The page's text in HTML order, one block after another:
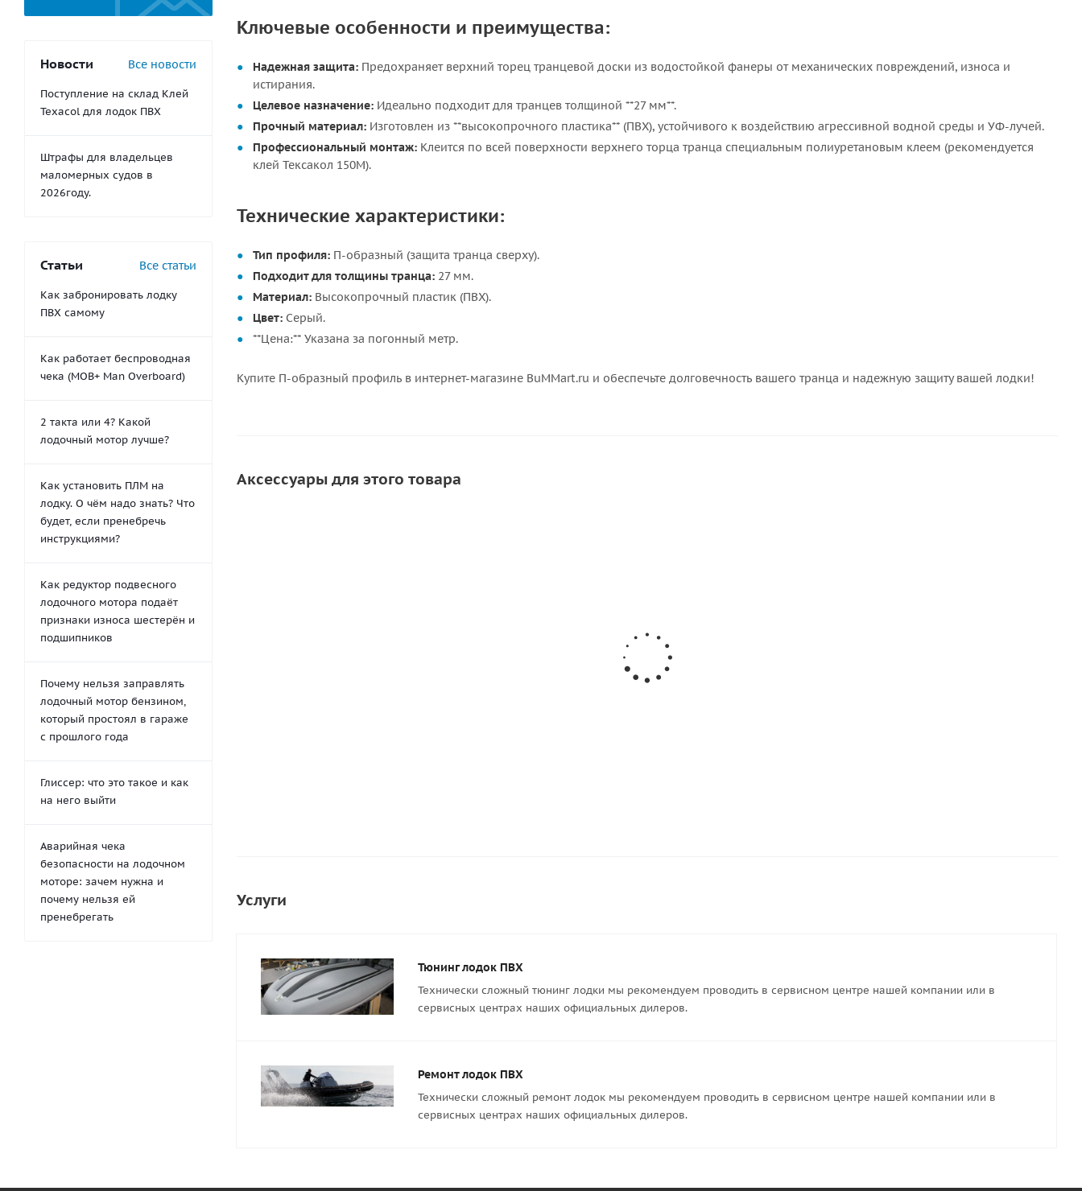
Ключевые особенности и преимущества:
Надежная защита: Предохраняет верхний торец транцевой доски из водостойкой фанеры от механических повреждений, износа и
истирания.
Целевое назначение: Идеально подходит для транцев толщиной **27 мм**.
Прочный материал: Изготовлен из **высокопрочного пластика** (ПВХ), устойчивого к воздействию агрессивной водной среды и УФ-лучей.
Профессиональный монтаж: Клеится по всей поверхности верхнего торца транца специальным полиуретановым клеем (рекомендуется
клей Тексакол 150М).
Технические характеристики:
Тип профиля: П-образный (защита транца сверху).
Подходит для толщины транца: 27 мм.
Материал: Высокопрочный пластик (ПВХ).
Цвет: Серый.
**Цена:** Указана за погонный метр.
Купите П-образный профиль в интернет-магазине BuMMart.ru и обеспечьте долговечность вашего транца и надежную защиту вашей лодки!
Аксессуары для этого товара
Валик для прикатки 30мм
Услуги
Тюнинг лодок ПВХ
Технически сложный тюнинг лодки мы рекомендуем проводить в сервисном центре нашей компании или в
сервисных центрах наших официальных дилеров.
Ремонт лодок ПВХ
Технически сложный ремонт лодок мы рекомендуем проводить в сервисном центре нашей компании или в
сервисных центрах наших официальных дилеров.
Новости Все новости
Поступление на склад Клей
Texacol для лодок ПВХ
Штрафы для владельцев
маломерных судов в
2026году.
Статьи Все статьи
Как забронировать лодку
ПВХ самому
Как работает беспроводная
чека (MOB+ Man Overboard)
2 такта или 4? Какой
лодочный мотор лучше?
Как установить ПЛМ на
лодку. О чём надо знать? Что
будет, если пренебречь
инструкциями?
Как редуктор подвесного
лодочного мотора подаёт
признаки износа шестерён и
подшипников
Почему нельзя заправлять
лодочный мотор бензином,
который простоял в гараже
с прошлого года
Глиссер: что это такое и как
на него выйти
Аварийная чека
безопасности на лодочном
моторе: зачем нужна и
почему нельзя ей
пренебрегать